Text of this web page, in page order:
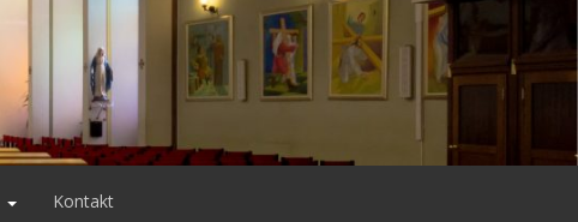
Kontakt